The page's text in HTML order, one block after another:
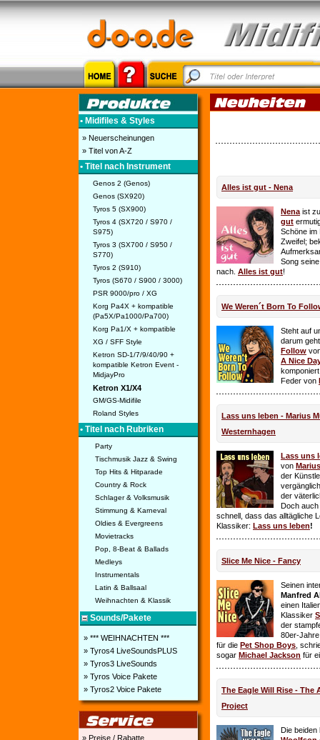
• Midifiles & Styles
» Neuerscheinungen
» Titel von A-Z
• Titel nach Instrument
Genos 2 (Genos)
Genos (SX920)
Tyros 5 (SX900)
Tyros 4 (SX720 / S970 /
S975)
Tyros 3 (SX700 / S950 /
S770)
Tyros 2 (S910)
Tyros (S670 / S900 / 3000)
PSR 9000/pro / XG
Korg Pa4X + kompatible
(Pa5X/Pa1000/Pa700)
Korg Pa1/X + kompatible
XG / SFF Style
Ketron SD-1/7/9/40/90 +
kompatible Ketron Event -
MidjayPro
Ketron X1/X4
GM/GS-Midifile
Roland Styles
• Titel nach Rubriken
Party
Tischmusik Jazz & Swing
Top Hits & Hitparade
Country & Rock
Schlager & Volksmusik
Stimmung & Karneval
Oldies & Evergreens
Movietracks
Pop, 8-Beat & Ballads
Medleys
Instrumentals
Latin & Ballsaal
Weihnachten & Klassik
Sounds/Pakete
» *** WEIHNACHTEN ***
» Tyros4 LiveSoundsPLUS
» Tyros3 LiveSounds
» Tyros Voice Pakete
» Tyros2 Voice Pakete
» Preise / Rabatte
Alles ist gut - Nena
Nena ist
gut
Schöne im
Zweifel;
Song
nach. Alles ist gut!
We Weren´t Born To
Steht auf
darum
Follow
A Nice
Feder von
Lass uns leben - Marius
Westernhagen
Lass uns
von
der
der
Doch auch
schnell, dass das alltägliche
Klassiker: Lass uns leben!
Slice Me Nice - Fancy
Seinen
Manfred
einen
Klassiker
der
80er-
für die Pet Shop Boys ,
sogar Michael Jackson für
The Eagle Will Rise - The
Project
Die beiden